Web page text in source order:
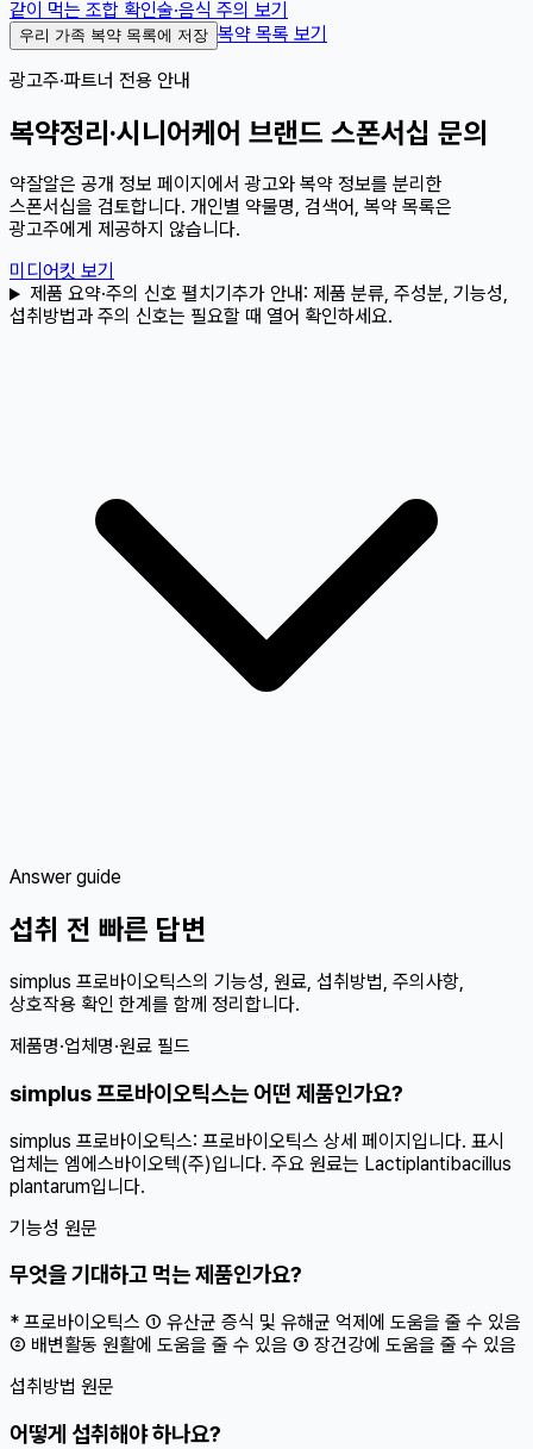
같이 먹는 조합 확인술·음식 주의 보기
우리 가족 복약 목록에 저장 복약 목록 보기
광고주·파트너 전용 안내
복약정리·시니어케어 브랜드 스폰서십 문의
약잘알은 공개 정보 페이지에서 광고와 복약 정보를 분리한
스폰서십을 검토합니다. 개인별 약물명, 검색어, 복약 목록은
광고주에게 제공하지 않습니다.
미디어킷 보기
제품 요약·주의 신호 펼치기 추가 안내: 제품 분류, 주성분, 기능성,
섭취방법과 주의 신호는 필요할 때 열어 확인하세요.
Answer guide
섭취 전 빠른 답변
simplus 프로바이오틱스의 기능성, 원료, 섭취방법, 주의사항,
상호작용 확인 한계를 함께 정리합니다.
제품명·업체명·원료 필드
simplus 프로바이오틱스는 어떤 제품인가요?
simplus 프로바이오틱스: 프로바이오틱스 상세 페이지입니다. 표시
업체는 엠에스바이오텍(주)입니다. 주요 원료는 Lactiplantibacillus
plantarum입니다.
기능성 원문
무엇을 기대하고 먹는 제품인가요?
* 프로바이오틱스 ① 유산균 증식 및 유해균 억제에 도움을 줄 수 있음
② 배변활동 원활에 도움을 줄 수 있음 ③ 장건강에 도움을 줄 수 있음
섭취방법 원문
어떻게 섭취해야 하나요?